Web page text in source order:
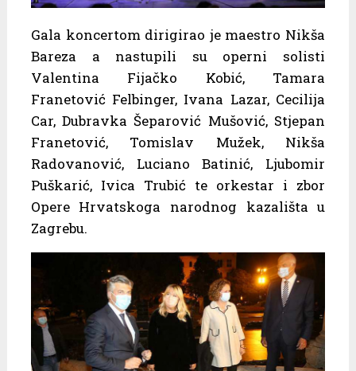
Gala koncertom dirigirao je maestro Nikša
Bareza a nastupili su operni solisti
Valentina Fijačko Kobić, Tamara
Franetović Felbinger, Ivana Lazar, Cecilija
Car, Dubravka Šeparović Mušović, Stjepan
Franetović, Tomislav Mužek, Nikša
Radovanović, Luciano Batinić, Ljubomir
Puškarić, Ivica Trubić te orkestar i zbor
Opere Hrvatskoga narodnog kazališta u
Zagrebu.